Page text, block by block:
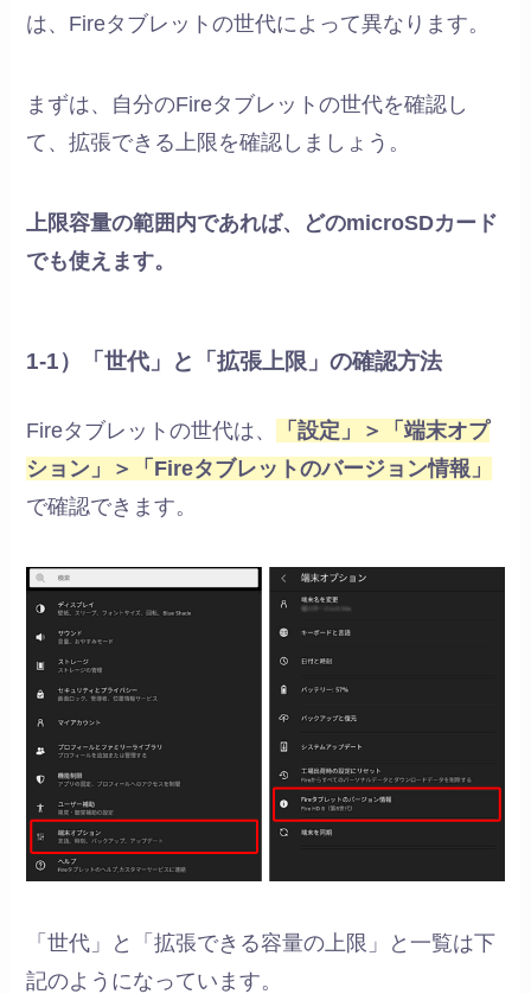
は、Fireタブレットの世代によって異なります。
まずは、自分のFireタブレットの世代を確認し
て、拡張できる上限を確認しましょう。
上限容量の範囲内であれば、どのmicroSDカード
でも使えます。
1-1）「世代」と「拡張上限」の確認方法
Fireタブレットの世代は、
「設定」＞「端末オプ
ション」＞「Fireタブレットのバージョン情報」
で確認できます。
「世代」と「拡張できる容量の上限」と一覧は下
記のようになっています。